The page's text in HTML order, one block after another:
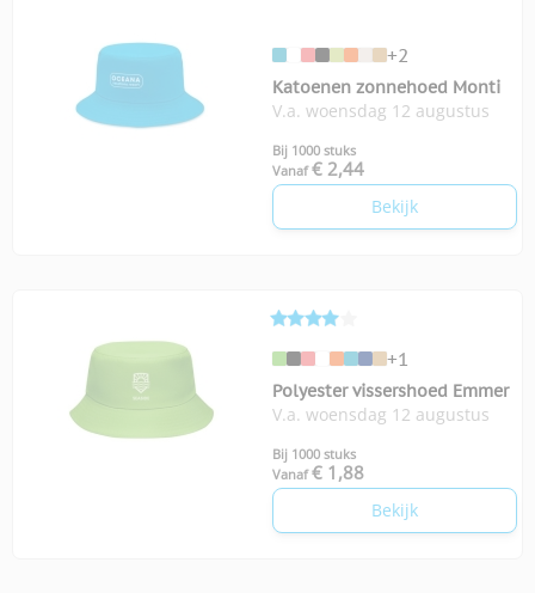
+2
Katoenen zonnehoed Monti
V.a. woensdag 12 augustus
Bij 1000 stuks
Vanaf € 2,44
Bekijk
+1
Polyester vissershoed Emmer
V.a. woensdag 12 augustus
Bij 1000 stuks
Vanaf € 1,88
Bekijk